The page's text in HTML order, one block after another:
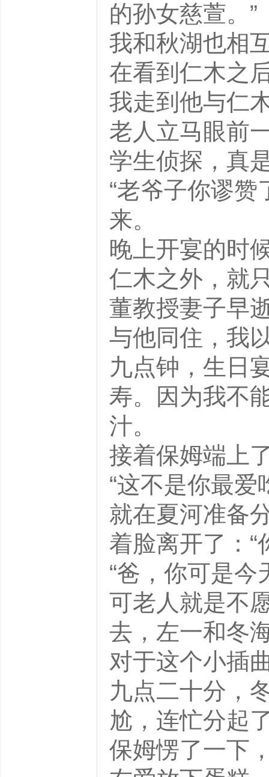
的孙女慈萱。”
我和秋湖也相
在看到仁木之
我走到他与仁
老人立马眼前
学生侦探，真
“老爷子你谬赞
来。
晚上开宴的时
仁木之外，就
董教授妻子早
与他同住，我
九点钟，生日
寿。因为我不
汁。
接着保姆端上
“这不是你最爱
就在夏河准备
着脸离开了：“
“爸，你可是今
可老人就是不
去，左一和冬
对于这个小插
九点二十分，
尬，连忙分起
保姆愣了一下